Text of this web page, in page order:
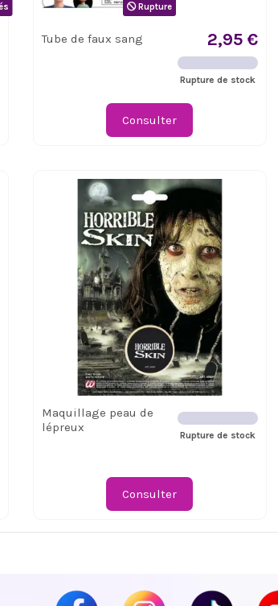
Rupture
Tube de faux sang 2,95 €
Rupture de stock
Consulter
Maquillage peau de
lépreux
Rupture de stock
Consulter